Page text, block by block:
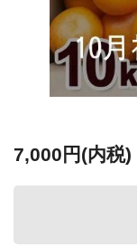
7,000円(内税)